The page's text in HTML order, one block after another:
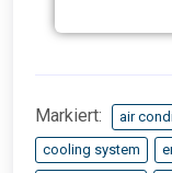
Markiert: air
cooling system